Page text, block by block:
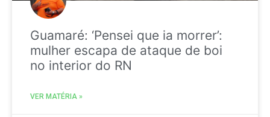
Guamaré: ‘Pensei que ia morrer’:
mulher escapa de ataque de boi
no interior do RN
VER MATÉRIA »